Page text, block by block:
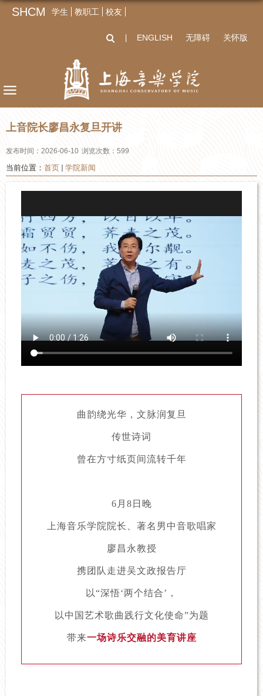
SHCM 学生 教职工 校友
ENGLISH 无障碍 关怀版
上音院长廖昌永复旦开讲
发布时间：2026-06-10 浏览次数： 599
当前位置： 首页 学院新闻
曲韵绕光华，文脉润复旦
传世诗词
曾在方寸纸页间流转千年
6月8日晚
上海音乐学院院长、著名男中音歌唱家
廖昌永教授
携团队走进吴文政报告厅
以“深悟‘两个结合’，
以中国艺术歌曲践行文化使命”为题
带来一场诗乐交融的美育讲座